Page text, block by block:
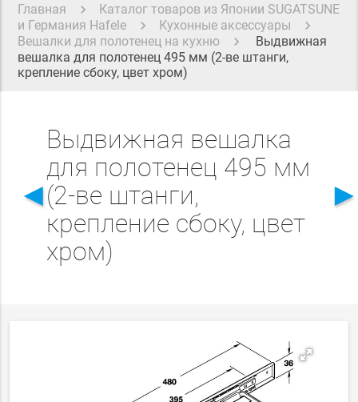
Главная
Каталог товаров из Японии SUGATSUNE
и Германия Hafele
Кухонные аксессуары
Вешалки для полотенец на кухню
Выдвижная
вешалка для полотенец 495 мм (2-ве штанги,
крепление сбоку, цвет хром)
◄
Выдвижная вешалка
для полотенец 495 мм
(2-ве штанги,
крепление сбоку, цвет
хром)